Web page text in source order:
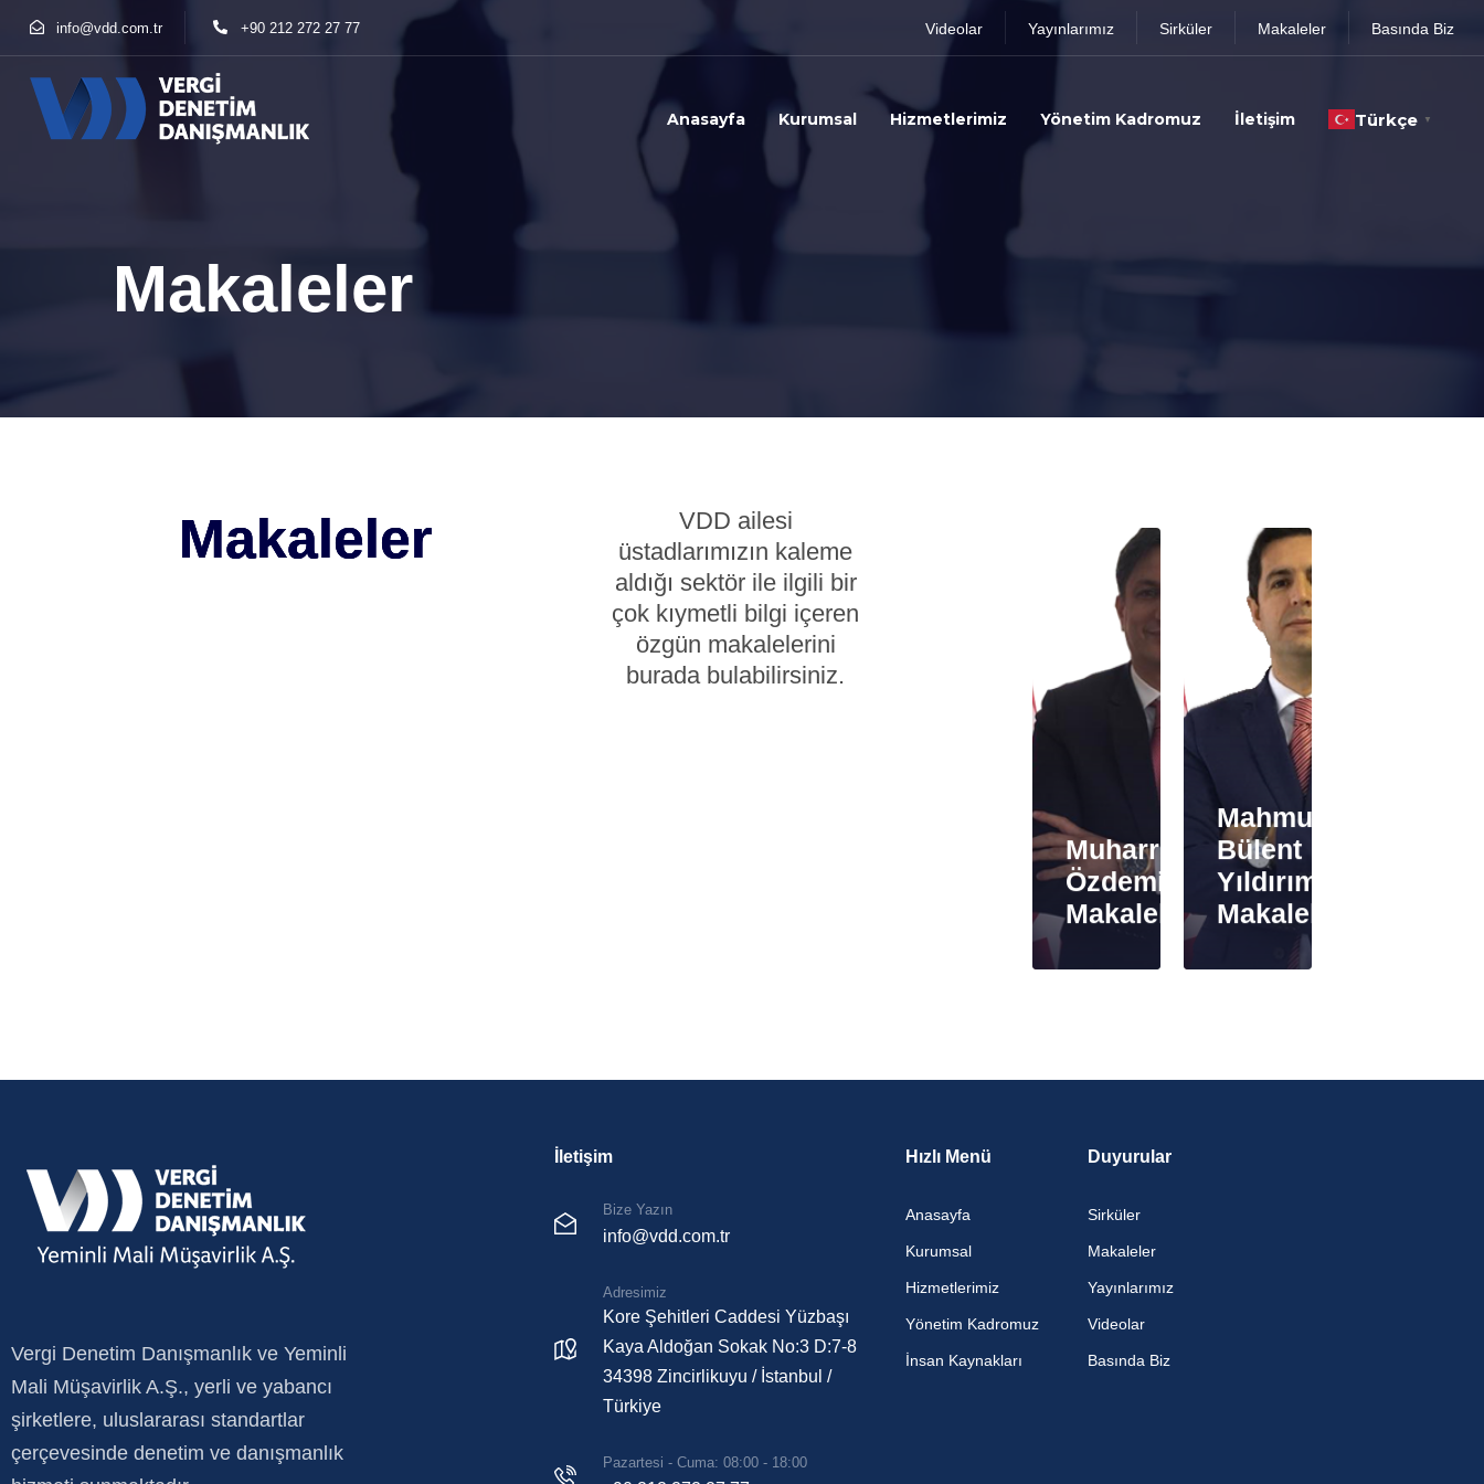
info@vdd.com.tr +90 212 272 27 77 Videolar Yayınlarımız Sirküler Makaleler Basında Biz
Anasayfa Kurumsal Hizmetlerimiz Yönetim Kadromuz İletişim Türkçe ▼
Makaleler
Makaleler
VDD ailesi
üstadlarımızın kaleme
aldığı sektör ile ilgili bir
çok kıymetli bilgi içeren
özgün makalelerini
burada bulabilirsiniz.
Muharrem
Özdemir
Makaleleri
Mahmut
Bülent
Yıldırım
Makaleleri
Vergi Denetim Danışmanlık ve Yeminli
Mali Müşavirlik A.Ş., yerli ve yabancı
şirketlere, uluslararası standartlar
çerçevesinde denetim ve danışmanlık
İletişim
Bize Yazın
info@vdd.com.tr
Adresimiz
Kore Şehitleri Caddesi Yüzbaşı
Kaya Aldoğan Sokak No:3 D:7-8
34398 Zincirlikuyu / İstanbul /
Türkiye
Pazartesi - Cuma: 08:00 - 18:00
Hızlı Menü
Anasayfa
Kurumsal
Hizmetlerimiz
Yönetim Kadromuz
İnsan Kaynakları
Duyurular
Sirküler
Makaleler
Yayınlarımız
Videolar
Basında Biz